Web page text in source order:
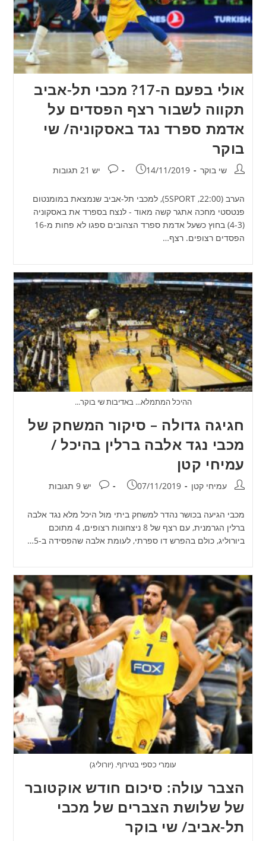
אולי בפעם ה-17? מכבי תל-אביב
תקווה לשבור רצף הפסדים על
אדמת ספרד נגד באסקוניה/ שי
בוקר
מחבר:שי בוקר פורסם:
14/11/2019 תגובות:
יש 21 תגובות
הערב (22:00, 5SPORT), למכבי תל-אביב שנמצאת במומנטום
פנטסטי מחכה אתגר קשה מאוד - לנצח בספרד את באסקוניה
(4-3) בחוץ כשעל אדמת ספרד הצהובים ספגו לא פחות מ-16
הפסדים רצופים. רצף…
ההיכל המתמלא... באדיבות שי בוקר...
חגיגה גדולה – סיקור המשחק של
מכבי נגד אלבה ברלין בהיכל /
עמיחי קטן
מחבר:עמיחי קטן פורסם:
07/11/2019 תגובות:
יש 9 תגובות
מכבי הגיעה בכושר נהדר למשחק ביתי מול היכל מלא נגד אלבה
ברלין הגרמנית, עם רצף של 8 ניצחונות רצופים, 4 מתוכם
ביורוליג, כולם בהפרש דו ספרתי, לעומת אלבה שהפסידה ב-5…
עומרי כספי בטירוף. (יורוליג)
הצבר עולה: סיכום חודש אוקטובר
של שלושת הצברים של מכבי
תל-אביב/ שי בוקר